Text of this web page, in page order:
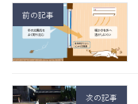
前の記事
次の記事